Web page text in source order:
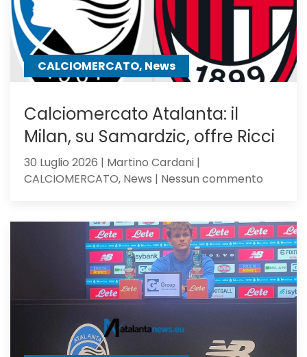
mister
chiama
CALCIOMERCATO, News
Calciomercato Atalanta: il
Milan, su Samardzic, offre Ricci
30 Luglio 2026 | Martino Cardani |
CALCIOMERCATO, News | Nessun commento
il
Milan,
su
offre
Ricci